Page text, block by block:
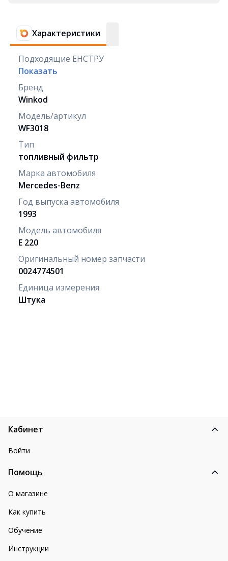
Характеристики
Подходящие ЕНСТРУ
Показать
Бренд
Winkod
Модель/артикул
WF3018
Тип
топливный фильтр
Марка автомобиля
Mercedes-Benz
Год выпуска автомобиля
1993
Модель автомобиля
E 220
Оригинальный номер запчасти
0024774501
Единица измерения
Штука
Кабинет
Войти
Помощь
О магазине
Как купить
Обучение
Инструкции